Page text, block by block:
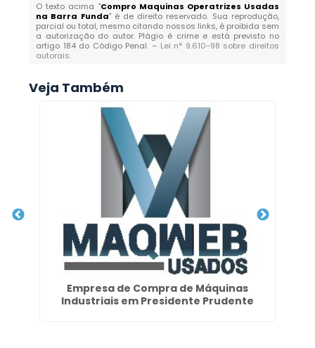
O texto acima "Compro Maquinas Operatrizes Usadas
na Barra Funda" é de direito reservado. Sua reprodução,
parcial ou total, mesmo citando nossos links, é proibida sem
a autorização do autor. Plágio é crime e está previsto no
artigo 184 do Código Penal. – Lei n° 9.610-98 sobre direitos
autorais.
Veja Também
Empresa de Compra de Máquinas
Industriais em Presidente Prudente